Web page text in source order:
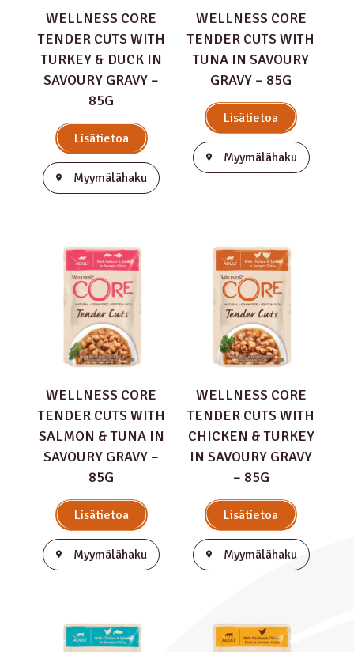
WELLNESS CORE
TENDER CUTS WITH
TURKEY & DUCK IN
SAVOURY GRAVY –
85G
Lisätietoa
Myymälähaku
WELLNESS CORE
TENDER CUTS WITH
TUNA IN SAVOURY
GRAVY – 85G
Lisätietoa
Myymälähaku
WELLNESS CORE
TENDER CUTS WITH
SALMON & TUNA IN
SAVOURY GRAVY –
85G
Lisätietoa
Myymälähaku
WELLNESS CORE
TENDER CUTS WITH
CHICKEN & TURKEY
IN SAVOURY GRAVY
– 85G
Lisätietoa
Myymälähaku